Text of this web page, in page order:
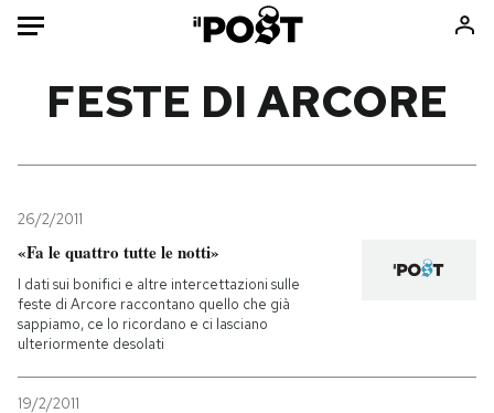
Mondo
Politica
Tecnologia
Internet
Scienza
Cultura
Economia
Storie/Idee
Ok Boomer!
Europa
FESTE DI ARCORE
26/2/2011
«Fa le quattro tutte le notti»
I dati sui bonifici e altre intercettazioni sulle
feste di Arcore raccontano quello che già
sappiamo, ce lo ricordano e ci lasciano
ulteriormente desolati
19/2/2011